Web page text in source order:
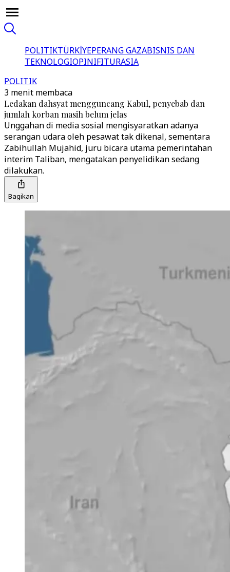
POLITIKTÜRKİYEPERANG GAZABISNIS DAN
TEKNOLOGIOPINIFITURASIA
POLITIK
3 menit membaca
Ledakan dahsyat mengguncang Kabul, penyebab dan
jumlah korban masih belum jelas
Unggahan di media sosial mengisyaratkan adanya
serangan udara oleh pesawat tak dikenal, sementara
Zabihullah Mujahid, juru bicara utama pemerintahan
interim Taliban, mengatakan penyelidikan sedang
dilakukan.
Bagikan